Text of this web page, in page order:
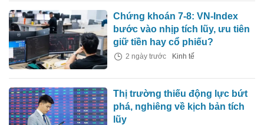
Chứng khoán 7-8: VN-Index
bước vào nhịp tích lũy, ưu tiên
giữ tiền hay cổ phiếu?
2 ngày trước Kinh tế
Thị trường thiếu động lực bứt
phá, nghiêng về kịch bản tích
lũy